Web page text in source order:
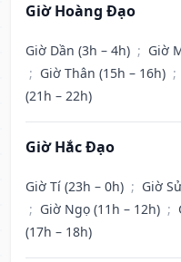
Giờ Hoàng Đạo
Giờ Dần (3h – 4h) ; Giờ
; Giờ Thân (15h – 16h) ;
(21h – 22h)
Giờ Hắc Đạo
Giờ Tí (23h – 0h) ; Giờ
; Giờ Ngọ (11h – 12h) ;
(17h – 18h)